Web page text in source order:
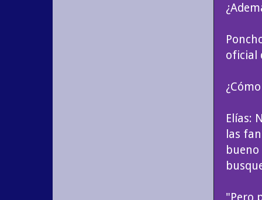
oficial
Elías:
las
"Pero